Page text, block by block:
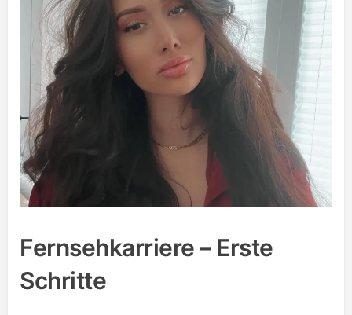
Fernsehkarriere – Erste
Schritte